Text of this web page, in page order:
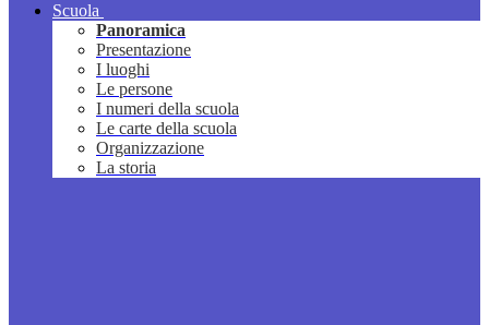
Scuola
Panoramica
Presentazione
I luoghi
Le persone
I numeri della scuola
Le carte della scuola
Organizzazione
La storia